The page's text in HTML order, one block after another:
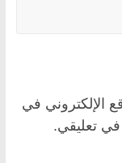
الإلكتروني في
في تعليقي.